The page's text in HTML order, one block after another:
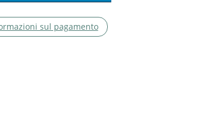
sul pagamento